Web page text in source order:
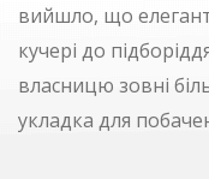
вийшло, що
кучері до
власницю зовні
укладка для